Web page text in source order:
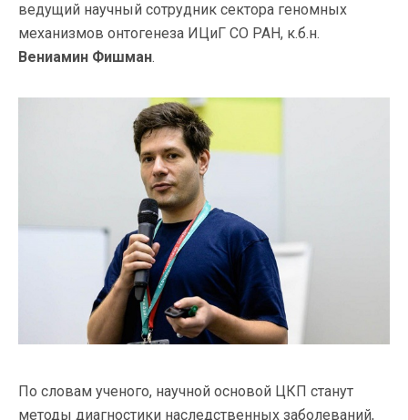
ведущий научный сотрудник cектора геномных
механизмов онтогенеза ИЦиГ СО РАН, к.б.н.
Вениамин Фишман.
По словам ученого, научной основой ЦКП станут
методы диагностики наследственных заболеваний,